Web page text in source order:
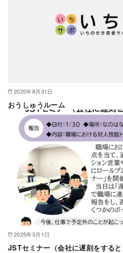
2020年8月31日
おうしゅうルーム
2025年3月1日
JSTセミナー（会社に遅刻をすると